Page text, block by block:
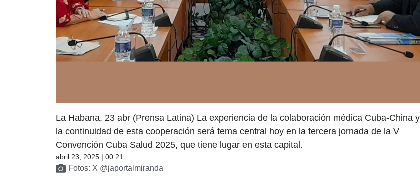
La Habana, 23 abr (Prensa Latina) La experiencia de la colaboración médica Cuba-China y
la continuidad de esta cooperación será tema central hoy en la tercera jornada de la V
Convención Cuba Salud 2025, que tiene lugar en esta capital.
abril 23, 2025 | 00:21
Fotos: X @japortalmiranda